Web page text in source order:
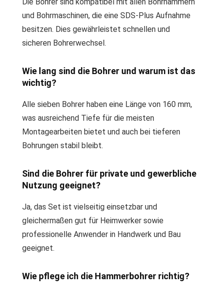
und Bohrmaschinen, die eine SDS-Plus Aufnahme
besitzen. Dies gewährleistet schnellen und
sicheren Bohrerwechsel.
Wie lang sind die Bohrer und warum ist das
wichtig?
Alle sieben Bohrer haben eine Länge von 160 mm,
was ausreichend Tiefe für die meisten
Montagearbeiten bietet und auch bei tieferen
Bohrungen stabil bleibt.
Sind die Bohrer für private und gewerbliche
Nutzung geeignet?
Ja, das Set ist vielseitig einsetzbar und
gleichermaßen gut für Heimwerker sowie
professionelle Anwender in Handwerk und Bau
geeignet.
Wie pflege ich die Hammerbohrer richtig?